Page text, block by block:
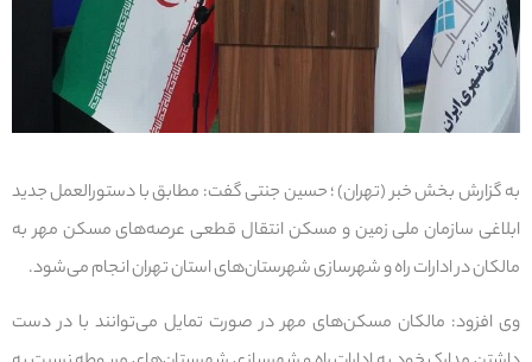
به گزارش بخش خبر (تهران) ؛ حسین جنتی گفت: مطابق با دستورالعمل جدید
ابلاغی سازمان ملی زمین و مسکن انتقال قطعی عرصه‌های مسکن مهر به
مالکان در ادارات راه و شهرسازی شهرستان‌های استان تهران انجام می‌شود.
وی افزود: مالکان مسکن‌های مهر در صورت تمایل می‌توانند با در دست